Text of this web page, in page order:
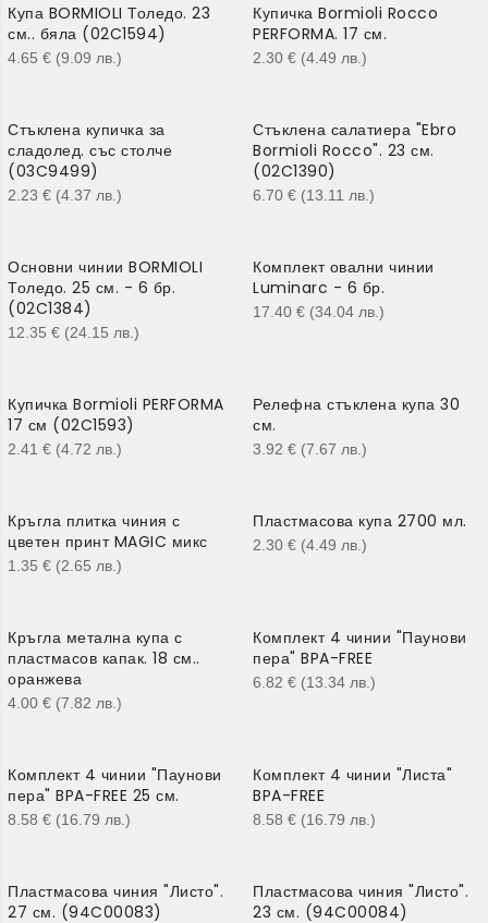
Купа BORMIOLI Толедо. 23
см.. бяла (02C1594)
4.65 € (9.09 лв. )
Купичка Bormioli Rocco
PERFORMA. 17 см.
2.30 € (4.49 лв. )
Стъклена купичка за
сладолед. със столче
(03C9499)
2.23 € (4.37 лв. )
Стъклена салатиера "Ebro
Bormioli Rocco". 23 см.
(02C1390)
6.70 € (13.11 лв. )
Основни чинии BORMIOLI
Толедо. 25 см. - 6 бр.
(02C1384)
12.35 € (24.15 лв. )
Комплект овални чинии
Luminarc - 6 бр.
17.40 € (34.04 лв. )
Купичка Bormioli PERFORMA
17 см (02C1593)
2.41 € (4.72 лв. )
Релефна стъклена купа 30
см.
3.92 € (7.67 лв. )
Кръгла плитка чиния с
цветен принт MAGIC микс
1.35 € (2.65 лв. )
Пластмасова купа 2700 мл.
2.30 € (4.49 лв. )
Кръгла метална купа с
пластмасов капак. 18 см..
оранжева
4.00 € (7.82 лв. )
Комплект 4 чинии "Паунови
пера" BPA-FREE
6.82 € (13.34 лв. )
Комплект 4 чинии "Паунови
пера" BPA-FREE 25 см.
8.58 € (16.79 лв. )
Комплект 4 чинии "Листа"
BPA-FREE
8.58 € (16.79 лв. )
Пластмасова чиния "Листо".
27 см. (94C00083)
Пластмасова чиния "Листо".
23 см. (94C00084)